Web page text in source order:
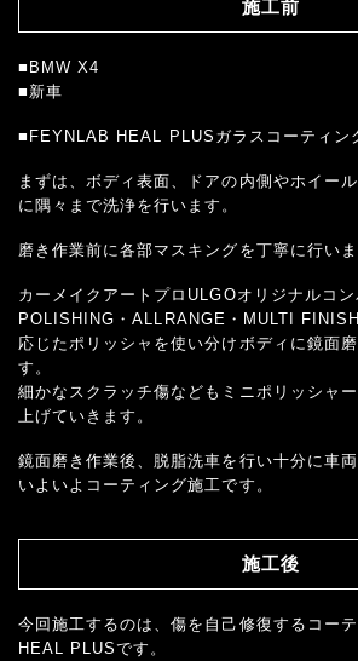
施工前
■BMW X4
■新車
■FEYNLAB HEAL PLUSガラスコーティン
まずは、ボディ表面、ドアの内側やホイー
に隅々まで洗浄を行います。
磨き作業前に各部マスキングを丁寧に行いま
カーメイクアートプロULGOオリジナルコ
POLISHING・ALLRANGE・MULTI
応じたポリッシャを使い分けボディに鏡面
す。
細かなスクラッチ傷などもミニポリッシャ
上げていきます。
鏡面磨き作業後、脱脂洗車を行い十分に車両
いよいよコーティング施工です。
施工後
今回施工するのは、傷を自己修復するコー
HEAL PLUSです。